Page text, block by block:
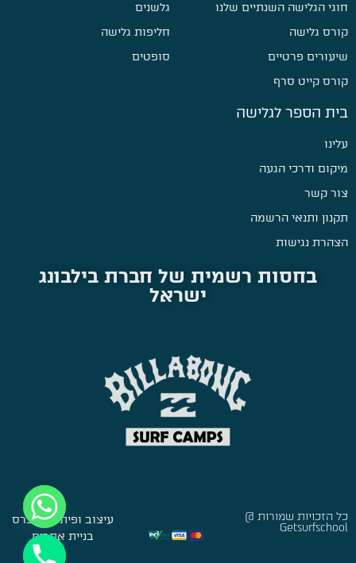
חוגי הגלישה השנתיים שלנו
קורס גלישה
שיעורים פרטיים
קורס קייט סרף
גלשנים
חליפות גלישה
סופטים
בית הספר לגלישה
עלינו
מיקום ודרכי הגעה
צור קשר
תקנון ותנאי הרשמה
הצהרת נגישות
בחסות רשמית של חברת בילבונג
ישראל
כל הזכויות שמורות @
Getsurfschool
עיצוב ופיתוח:סברס
בניית אתרים